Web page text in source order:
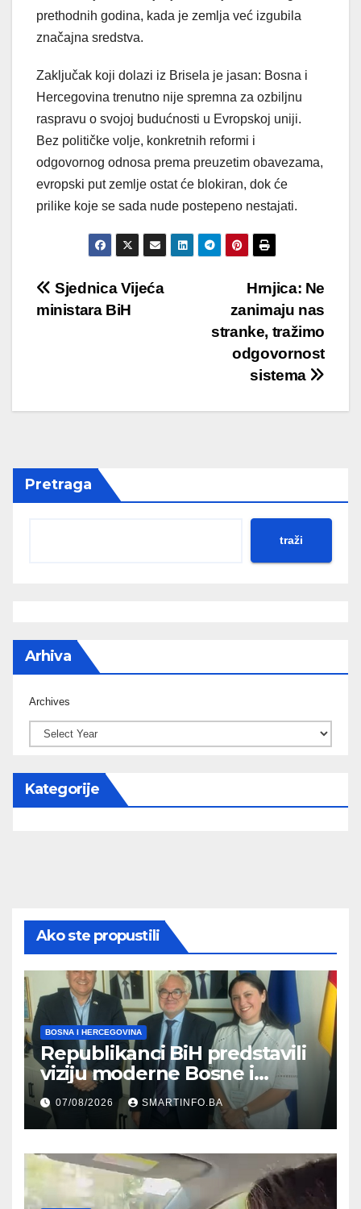
prethodnih godina, kada je zemlja već izgubila
značajna sredstva.
Zaključak koji dolazi iz Brisela je jasan: Bosna i
Hercegovina trenutno nije spremna za ozbiljnu
raspravu o svojoj budućnosti u Evropskoj uniji.
Bez političke volje, konkretnih reformi i
odgovornog odnosa prema preuzetim obavezama,
evropski put zemlje ostat će blokiran, dok će
prilike koje se sada nude postepeno nestajati.
Post
Hrnjica: Ne
zanimaju nas
stranke, tražimo
odgovornost
sistema
Sjednica Vijeća
ministara BiH
Pretraga
traži
Arhiva
Archives
Kategorije
Ako ste propustili
BOSNA I HERCEGOVINA
Republikanci BiH predstavili
viziju moderne Bosne i
Hercegovine ambasadoru
Njemačke
07/08/2026 SMARTINFO.BA